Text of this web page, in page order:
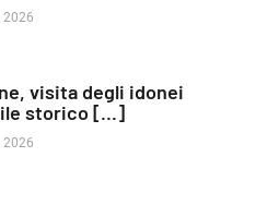
2026
visita degli idonei
storico [...]
2026